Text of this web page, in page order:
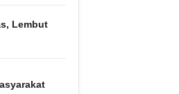
Lembut